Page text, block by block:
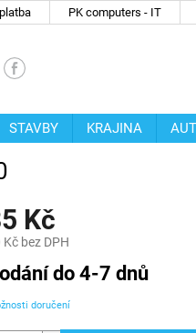
PK computers - IT
STAVBY KRAJINA
Kč
Kč bez DPH
do 4-7 dnů
doručení